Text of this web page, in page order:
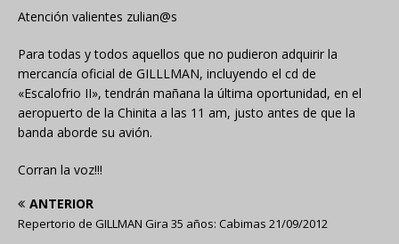
Atención valientes zulian@s
Para todas y todos aquellos que no pudieron adquirir la
mercancía oficial de GILLLMAN, incluyendo el cd de
«Escalofrio II», tendrán mañana la última oportunidad, en el
aeropuerto de la Chinita a las 11 am, justo antes de que la
banda aborde su avión.
Corran la voz!!!
ANTERIOR
Repertorio de GILLMAN Gira 35 años: Cabimas 21/09/2012